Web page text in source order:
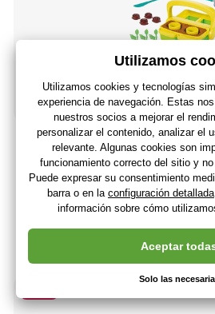
Play-Doh Flores Florecientes
18,86 €
,59 € Sin IVA
+ 18 puntos
(En usted 24.08.)